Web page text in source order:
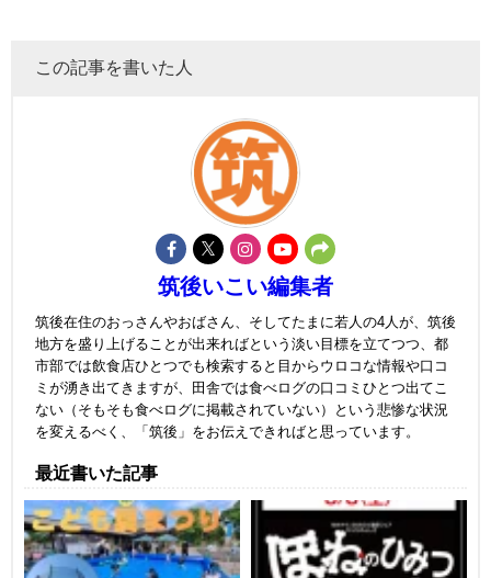
この記事を書いた人
筑後いこい編集者
筑後在住のおっさんやおばさん、そしてたまに若人の4人が、筑後
地方を盛り上げることが出来ればという淡い目標を立てつつ、都
市部では飲食店ひとつでも検索すると目からウロコな情報や口コ
ミが湧き出てきますが、田舎では食べログの口コミひとつ出てこ
ない（そもそも食べログに掲載されていない）という悲惨な状況
を変えるべく、「筑後」をお伝えできればと思っています。
最近書いた記事